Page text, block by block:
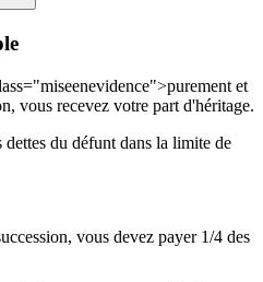
et
vous recevez votre part d'héritage.
du défunt dans la limite de
vous devez payer 1/4 des